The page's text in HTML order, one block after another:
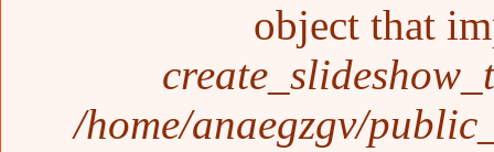
object that
/home/anaegzgv/